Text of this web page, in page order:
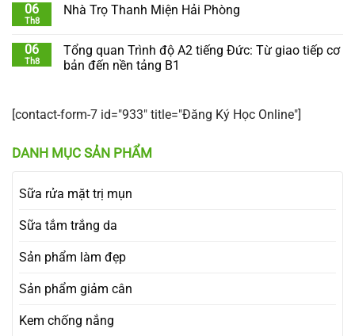
06
Th8
Nhà Trọ Thanh Miện Hải Phòng
06
Th8
Tổng quan Trình độ A2 tiếng Đức: Từ giao tiếp cơ
bản đến nền tảng B1
[contact-form-7 id="933" title="Đăng Ký Học Online"]
DANH MỤC SẢN PHẨM
Sữa rửa mặt trị mụn
Sữa tắm trắng da
Sản phẩm làm đẹp
Sản phẩm giảm cân
Kem chống nắng